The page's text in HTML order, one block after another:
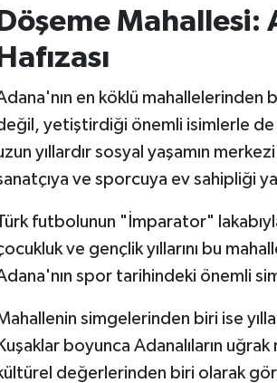
Döşeme Mahallesi:
Hafızası
en köklü mahallelerinden
yetiştirdiği önemli isimlerle de
yıllardır sosyal yaşamın
ve sporcuya ev sahipliği
futbolunun "İmparator"
ve gençlik yıllarını bu
spor tarihindeki önemli
simgelerinden biri ise
Kuşaklar boyunca Adanalıların
değerlerinden biri olarak